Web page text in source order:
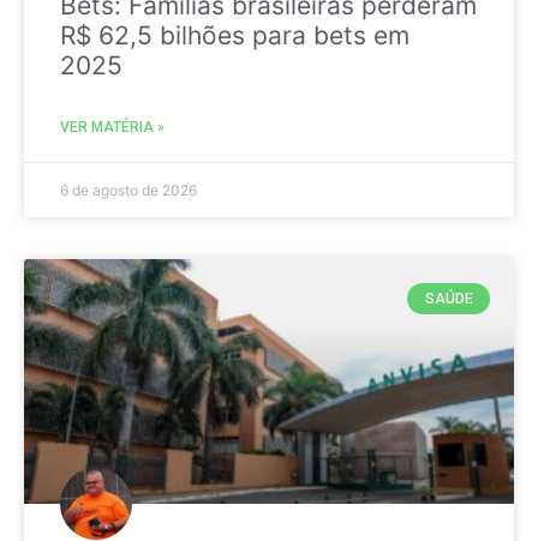
R$ 62,5 bilhões para bets em
2025
VER MATÉRIA »
6 de agosto de 2026
SAÚDE